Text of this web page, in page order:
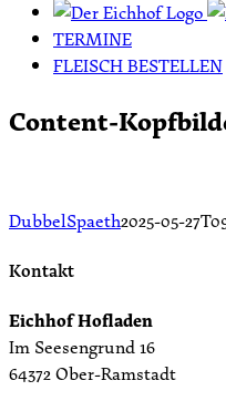
TERMINE
FLEISCH BESTELLEN
Content-
DubbelSpaeth2025-05-
Kontakt
Eichhof Hofladen
Im Seesengrund 16
64372 Ober-Ramstadt